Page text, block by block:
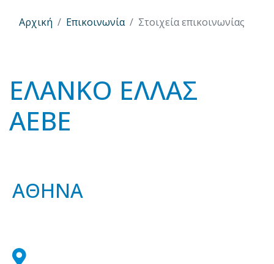
Αρχική Επικοινωνία Στοιχεία επικοινωνίας
ΕΛΑΝΚΟ ΕΛΛΑΣ
ΑΕΒΕ
ΑΘΗΝΑ
fas